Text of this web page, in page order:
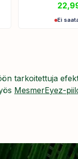
Ei
tarkoitettuja
MesmerEyez-